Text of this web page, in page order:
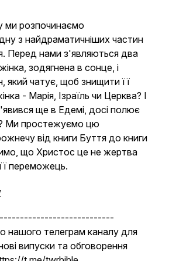
ми розпочинаємо
з найдраматичніших частин
Перед нами з'являються два
зодягнена в сонце, і
який чатує, щоб знищити її
- Марія, Ізраїль чи Церква? І
ще в Едемі, досі полює
Ми простежуємо цю
від книги Буття до книги
що Христос це не жертва
переможець.
нашого телеграм каналу для
випуски та обговорення